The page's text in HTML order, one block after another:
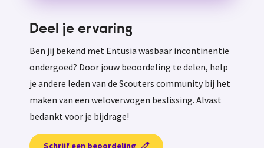
Deel je ervaring
Ben jij bekend met Entusia wasbaar incontinentie
ondergoed? Door jouw beoordeling te delen, help
je andere leden van de Scouters community bij het
maken van een weloverwogen beslissing. Alvast
bedankt voor je bijdrage!
Schrijf een beoordeling